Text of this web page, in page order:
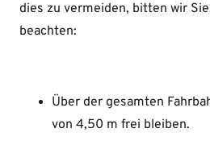
dies zu vermeiden, bitten wir
beachten:
Über der gesamten
von 4,50 m frei bleiben.